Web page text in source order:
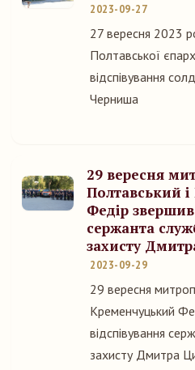
2023-09-27
27 вересня 2023
Полтавської
відспівування
Черниша
29 вересня
Полтавський
Федір
сержанта
захисту
2023-09-29
29 вересня
Кременчуцький
відспівування
захисту Дмитра